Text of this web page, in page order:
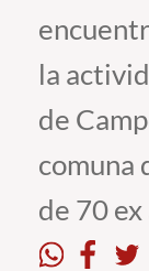
Formación
Estudiantes
Académicos
Funcionarios
Alumni
la
de
comuna
de 70